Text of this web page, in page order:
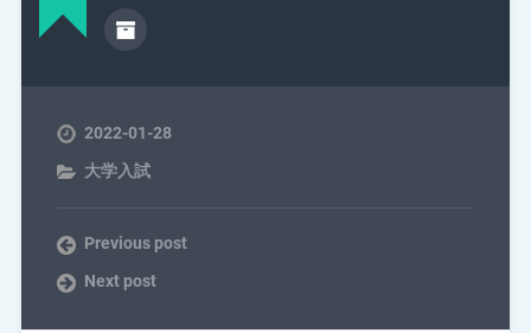
2022-01-28
大学入試
Previous post
Next post